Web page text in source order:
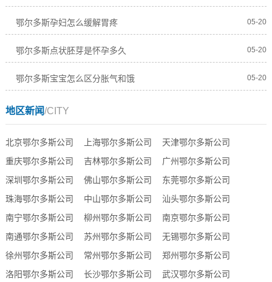
鄂尔多斯孕妇怎么缓解胃疼 05-20
鄂尔多斯点状胚芽是怀孕多久 05-20
鄂尔多斯宝宝怎么区分胀气和饿 05-20
地区新闻/CITY
北京鄂尔多斯公司 上海鄂尔多斯公司
天津鄂尔多斯公司
重庆鄂尔多斯公司
吉林鄂尔多斯公司
广州鄂尔多斯公司
深圳鄂尔多斯公司
佛山鄂尔多斯公司
东莞鄂尔多斯公司
珠海鄂尔多斯公司
中山鄂尔多斯公司
汕头鄂尔多斯公司
南宁鄂尔多斯公司
柳州鄂尔多斯公司
南京鄂尔多斯公司
南通鄂尔多斯公司
苏州鄂尔多斯公司
无锡鄂尔多斯公司
徐州鄂尔多斯公司
常州鄂尔多斯公司
郑州鄂尔多斯公司
洛阳鄂尔多斯公司
长沙鄂尔多斯公司 武汉鄂尔多斯公司